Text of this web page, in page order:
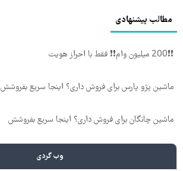
مطالب پیشنهادی
❗❗200 میلیون وام❗❗ فقط با احراز هویت
ماشین پژو پارس برای فروش داری؟ اینجا سریع بفروشش
ماشین چانگان برای فروش داری؟ اینجا سریع بفروشش
وب گردی